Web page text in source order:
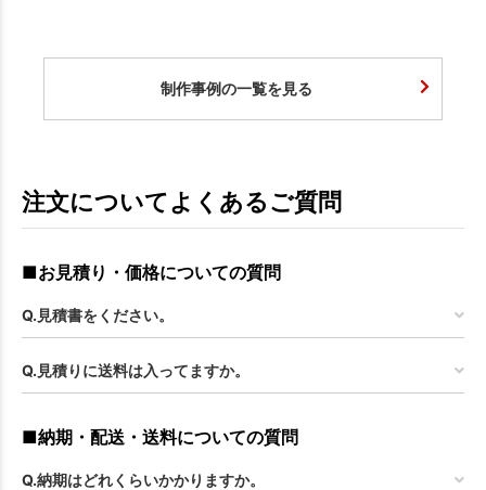
制作事例の一覧を見る
注文についてよくあるご質問
■お見積り・価格についての質問
Q.見積書をください。
Q.見積りに送料は入ってますか。
■納期・配送・送料についての質問
Q.納期はどれくらいかかりますか。